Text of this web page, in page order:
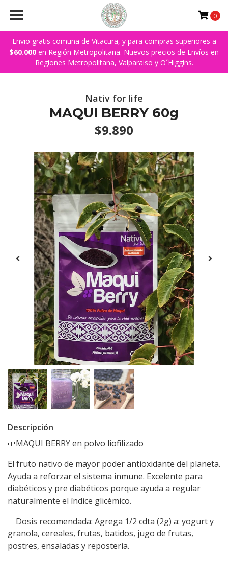
Envio gratis comuna de Vitacura, y para compras superiores a
$60.000 en Región Metropolitana. Nuevos precios de Envíos en
Regiones Metropolitana, Valparaiso y O´Higgins.
0
Nativ for life
MAQUI BERRY 60g
$9.890
Descripción
🌱MAQUI BERRY en polvo liofilizado
El fruto nativo de mayor poder antioxidante del planeta.
Ayuda a reforzar el sistema inmune. Excelente para
diabéticos y pre diabéticos porque ayuda a regular
naturalmente el índice glicémico.
🔸Dosis recomendada: Agrega 1/2 cdta (2g) a: yogurt y
granola, cereales, frutas, batidos, jugo de frutas,
postres, ensaladas y repostería.